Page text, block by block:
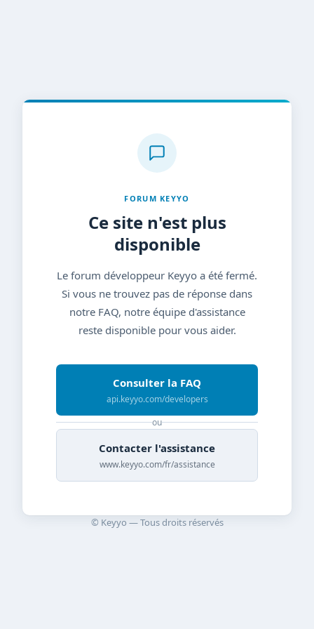
FORUM KEYYO
Ce site n'est plus
disponible
Le forum développeur Keyyo a été fermé.
Si vous ne trouvez pas de réponse dans
notre FAQ, notre équipe d'assistance
reste disponible pour vous aider.
Consulter la FAQ
api.keyyo.com/developers
ou
Contacter l'assistance
www.keyyo.com/fr/assistance
© Keyyo — Tous droits réservés